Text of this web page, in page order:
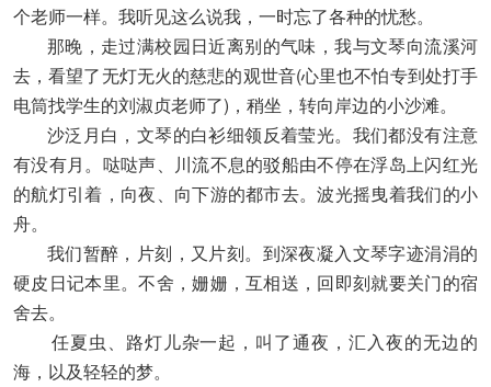
个老师一样。我听见这么说我，一时忘了各种的忧愁。
那晚，走过满校园日近离别的气味，我与文琴向流溪河
去，看望了无灯无火的慈悲的观世音(心里也不怕专到处打手
电筒找学生的刘淑贞老师了)，稍坐，转向岸边的小沙滩。
沙泛月白，文琴的白衫细领反着莹光。我们都没有注意
有没有月。哒哒声、川流不息的驳船由不停在浮岛上闪红光
的航灯引着，向夜、向下游的都市去。波光摇曳着我们的小
舟。
我们暂醉，片刻，又片刻。到深夜凝入文琴字迹涓涓的
硬皮日记本里。不舍，姗姗，互相送，回即刻就要关门的宿
舍去。
任夏虫、路灯儿杂一起，叫了通夜，汇入夜的无边的
海，以及轻轻的梦。